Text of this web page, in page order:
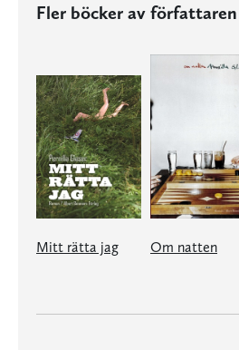
Fler böcker av författaren
Mitt rätta jag Om natten